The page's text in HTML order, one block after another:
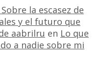
la escasez de
y el futuro que
aabrilru en Lo que
a nadie sobre mi